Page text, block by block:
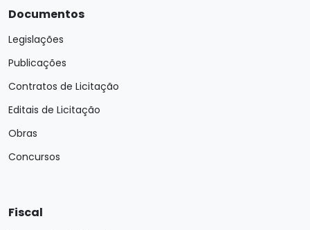
Documentos
Legislações
Publicações
Contratos de Licitação
Editais de Licitação
Obras
Concursos
Fiscal